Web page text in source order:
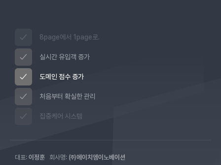
8page에서 1page로.
실시간 유입객 증가
도메인 점수 증가
처음부터 확실한 관리
집중케어 시스템
대표: 이정훈 회사명: ㈜에이치엠이노베이션